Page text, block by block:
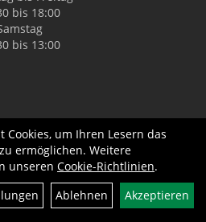
bis 18:00
bis 13:00
um Ihren Lesern das
ermöglichen. Weitere
unseren Cookie-Richtlinien.
Ablehnen Akzeptieren